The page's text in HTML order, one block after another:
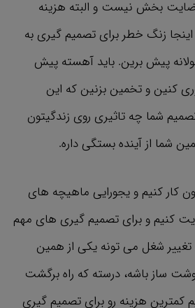
بخش نیست و البته هزینه
زنگ خطر برای تصمیم گیری به
پیش برین. باید آهسته پیش
کنین و تخمین بزنین که این
شما چه تاثیری روی زندگیتون
شما از آینده بستگی داره.
کار کنیم و یجورایی ماهیچه های
کنیم و برای تصمیم گیری های مهم
شغل می تونه یکی از همین
ساز باشه، درسته که راه برگشت
کمترین هزینه رو برای تصمیم گیری